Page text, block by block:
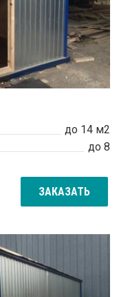
до 14 м2
до 8
ЗАКАЗАТЬ